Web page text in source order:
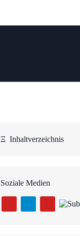
ΞInhaltverzeichnis
Soziale Medien